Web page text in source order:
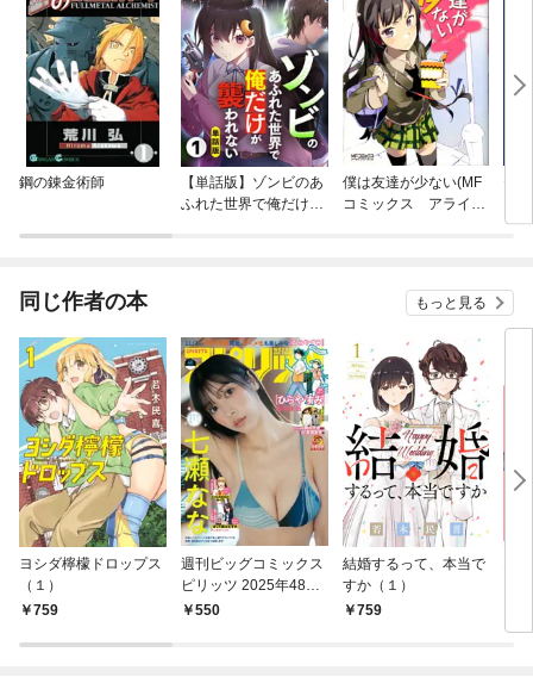
鋼の錬金術師
【単話版】ゾンビのあ
ふれた世界で俺だけが
僕は友達が少ない(MF
コミックス アライブ
セ
同じ作者の本 もっと見る
ヨシダ檸檬ドロップス
（１）
759
週刊ビッグコミックス
ピリッツ 2025年48号
【デジタル版限定グラ
550
結婚するって、本当で
すか（１）
759